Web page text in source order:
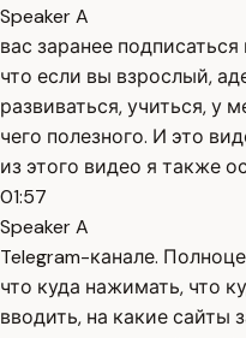
Speaker A
вас заранее
что если вы взрослый,
развиваться, учиться, у
чего полезного. И это
из этого видео я также
01:57
Speaker A
Telegram-канале.
что куда нажимать, что
вводить, на какие сайты